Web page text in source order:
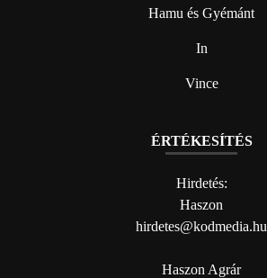
Hamu és Gyémánt
In
Vince
ÉRTÉKESÍTÉS
Hirdetés:
Haszon
hirdetes@kodmedia.hu
Haszon Agrár